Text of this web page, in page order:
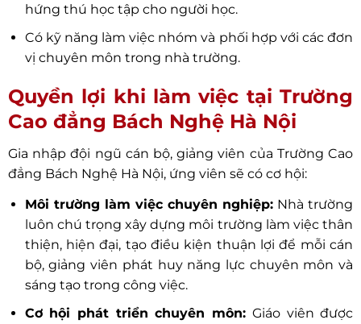
hứng thú học tập cho người học.
Có kỹ năng làm việc nhóm và phối hợp với các đơn
vị chuyên môn trong nhà trường.
Quyền lợi khi làm việc tại Trường
Cao đẳng Bách Nghệ Hà Nội
Gia nhập đội ngũ cán bộ, giảng viên của Trường Cao
đẳng Bách Nghệ Hà Nội, ứng viên sẽ có cơ hội:
Môi trường làm việc chuyên nghiệp: Nhà trường
luôn chú trọng xây dựng môi trường làm việc thân
thiện, hiện đại, tạo điều kiện thuận lợi để mỗi cán
bộ, giảng viên phát huy năng lực chuyên môn và
sáng tạo trong công việc.
Cơ hội phát triển chuyên môn: Giáo viên được